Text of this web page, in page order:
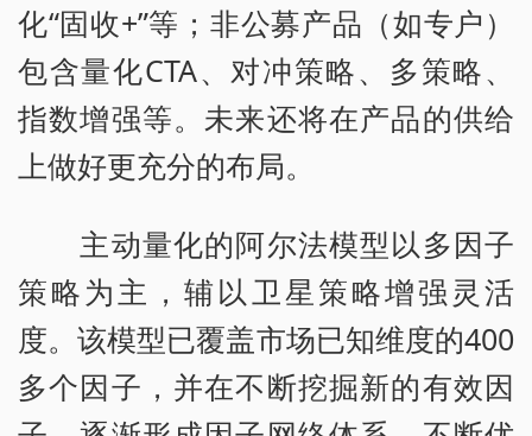
化“固收+”等；非公募产品（如专户）
包含量化CTA、对冲策略、多策略、
指数增强等。未来还将在产品的供给
上做好更充分的布局。
主动量化的阿尔法模型以多因子
策略为主，辅以卫星策略增强灵活
度。该模型已覆盖市场已知维度的400
多个因子，并在不断挖掘新的有效因